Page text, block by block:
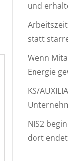
und
statt
Wenn
Energie
KS/
NIS2
dort